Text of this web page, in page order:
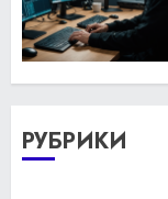
РУБРИКИ